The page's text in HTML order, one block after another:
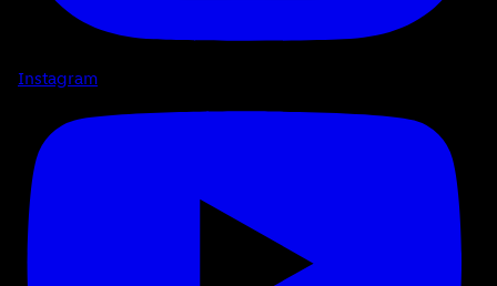
Instagram